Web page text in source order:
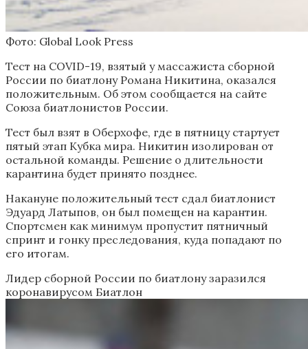
Фото: Global Look Press
Тест на COVID-19, взятый у массажиста сборной
России по биатлону Романа Никитина, оказался
положительным. Об этом сообщается на сайте
Союза биатлонистов России.
Тест был взят в Оберхофе, где в пятницу стартует
пятый этап Кубка мира. Никитин изолирован от
остальной команды. Решение о длительности
карантина будет принято позднее.
Накануне положительный тест сдал биатлонист
Эдуард Латыпов, он был помещен на карантин.
Спортсмен как минимум пропустит пятничный
спринт и гонку преследования, куда попадают по
его итогам.
Лидер сборной России по биатлону заразился
коронавирусом Биатлон